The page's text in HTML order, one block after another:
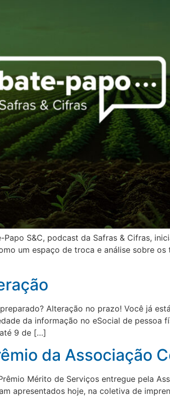
S&C, podcast da Safras & Cifras,
um espaço de troca e análise sobre
Alteração no prazo! Você já
da informação no eSocial de pessoa
9 de […]
da Associação
Mérito de Serviços entregue pela
apresentados hoje, na coletiva de